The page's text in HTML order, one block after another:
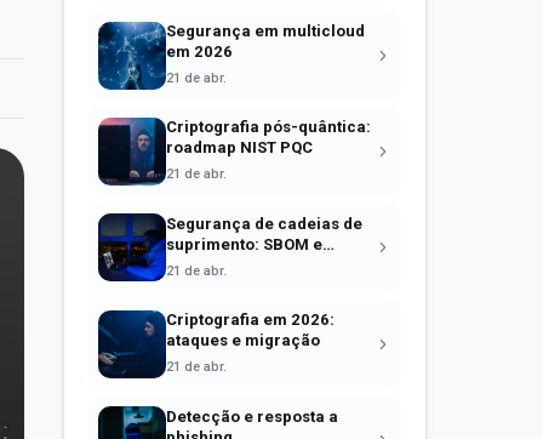
Segurança em multicloud
em 2026
21 de abr.
Criptografia pós-quântica:
roadmap NIST PQC
21 de abr.
Segurança de cadeias de
suprimento: SBOM e
Sigstore
21 de abr.
Criptografia em 2026:
ataques e migração
21 de abr.
Detecção e resposta a